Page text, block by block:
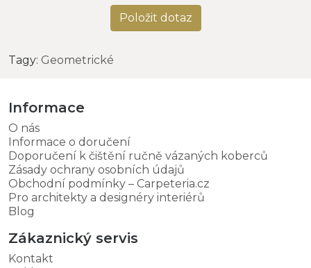
Položit dotaz
Tagy: Geometrické
Informace
O nás
Informace o doručení
Doporučení k čištění ručně vázaných koberců
Zásady ochrany osobních údajů
Obchodní podmínky – Carpeteria.cz
Pro architekty a designéry interiérů
Blog
Zákaznický servis
Kontakt